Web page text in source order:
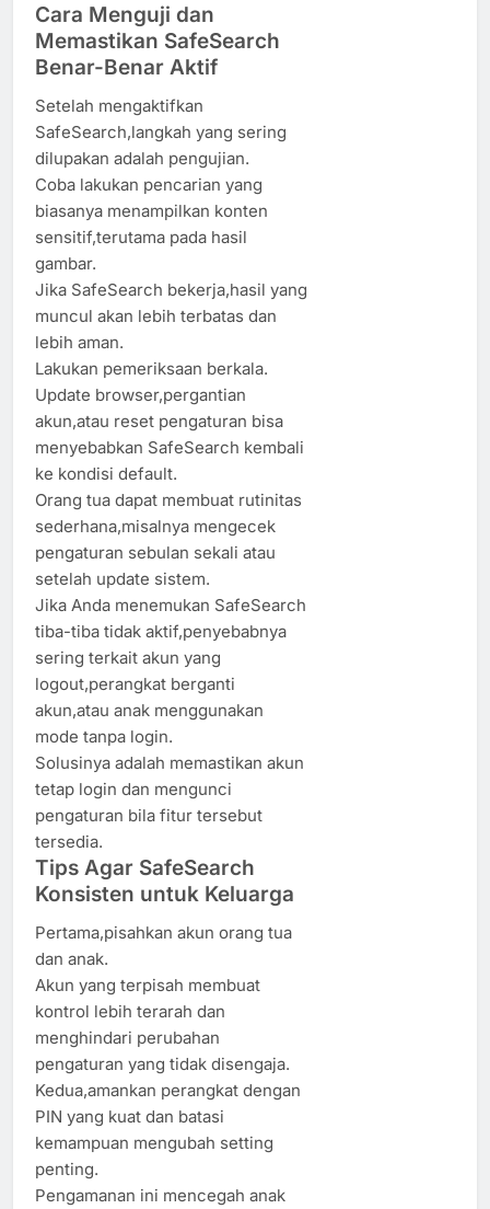
Cara Menguji dan
Memastikan SafeSearch
Benar-Benar Aktif
Setelah mengaktifkan
SafeSearch,langkah yang sering
dilupakan adalah pengujian.
Coba lakukan pencarian yang
biasanya menampilkan konten
sensitif,terutama pada hasil
gambar.
Jika SafeSearch bekerja,hasil yang
muncul akan lebih terbatas dan
lebih aman.
Lakukan pemeriksaan berkala.
Update browser,pergantian
akun,atau reset pengaturan bisa
menyebabkan SafeSearch kembali
ke kondisi default.
Orang tua dapat membuat rutinitas
sederhana,misalnya mengecek
pengaturan sebulan sekali atau
setelah update sistem.
Jika Anda menemukan SafeSearch
tiba-tiba tidak aktif,penyebabnya
sering terkait akun yang
logout,perangkat berganti
akun,atau anak menggunakan
mode tanpa login.
Solusinya adalah memastikan akun
tetap login dan mengunci
pengaturan bila fitur tersebut
tersedia.
Tips Agar SafeSearch
Konsisten untuk Keluarga
Pertama,pisahkan akun orang tua
dan anak.
Akun yang terpisah membuat
kontrol lebih terarah dan
menghindari perubahan
pengaturan yang tidak disengaja.
Kedua,amankan perangkat dengan
PIN yang kuat dan batasi
kemampuan mengubah setting
penting.
Pengamanan ini mencegah anak